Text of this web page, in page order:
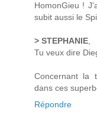
HomonGieu !
subit aussi le
> STEPHANIE,
Tu veux dire
Concernant la
dans ces
Répondre